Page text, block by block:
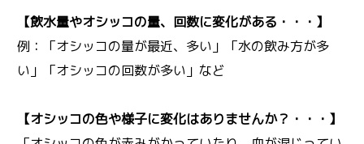
【飲水量やオシッコの量、回数に変化がある・・・】
例：「オシッコの量が最近、多い」「水の飲み方が多
い」「オシッコの回数が多い」など
【オシッコの色や様子に変化はありませんか？・・・】